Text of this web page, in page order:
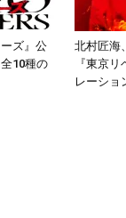
ズ』公
10種の
北村匠海
『東京
レーショ